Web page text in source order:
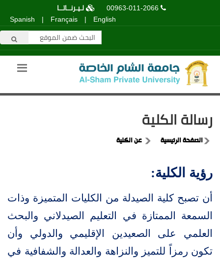
00963-011-2066
لـيـرنــاتــا
English
|
Français
|
Spanish
رسالة الكلية
الصفحة الرئيسية عن الكلية
رؤية الكلية:
أن تصبح كلية الصيدلة من الكليات المتميزة وذات
السمعة الممتازة في التعليم الصيدلاني والبحث
العلمي على الصعيدين الإقليمي والدولي وأن
تكون رمزاً للتميز والنزاهة والعدالة والشفافية في